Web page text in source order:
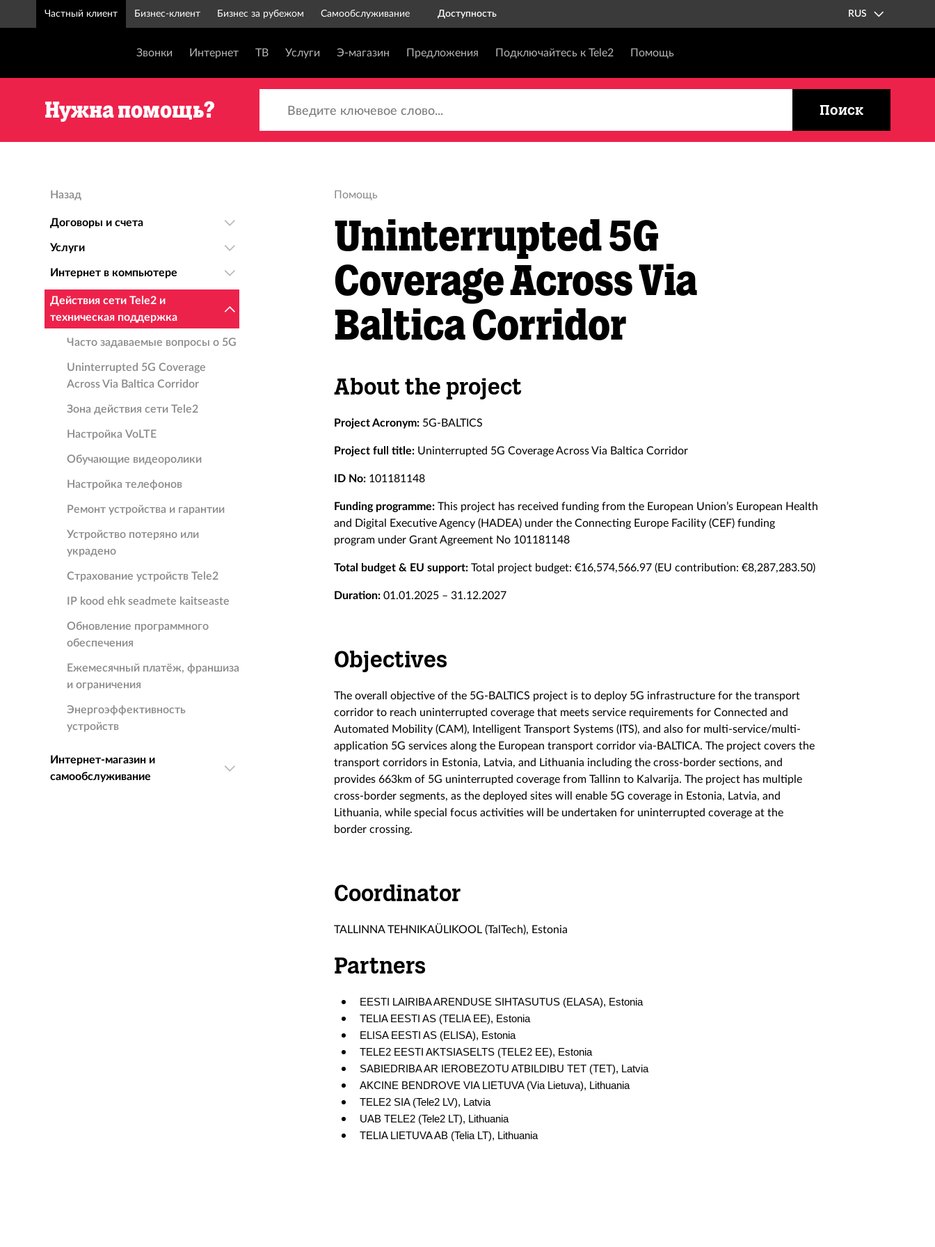
Частный клиент Бизнес-клиент Бизнес за рубежом Самообслуживание Доступность RUS
Звонки Интернет ТВ Услуги Э-магазин Предложения Подключайтесь к Tele2 Помощь
Нужна помощь? Поиск
Назад
Договоры и счета
Услуги
Интернет в компьютере
Действия сети Tele2 и
техническая поддержка
Часто задаваемые вопросы о 5G
Uninterrupted 5G Coverage
Across Via Baltica Corridor
Зона действия сети Tele2
Настройка VoLTE
Oбучающие видеоролики
Настройка телефонов
Ремонт устройства и гарантии
Устройство потеряно или
украдено
Страхование устройств Tele2
IP kood ehk seadmete kaitseaste
Обновление программного
обеспечения
Ежемесячный платёж, франшиза
и ограничения
Энергоэффективность
устройств
Интернет-магазин и
самообслуживание
Помощь
Uninterrupted 5G
Coverage Across Via
Baltica Corridor
About the project
Project Acronym: 5G-BALTICS
Project full title: Uninterrupted 5G Coverage Across Via Baltica Corridor
ID No: 101181148
Funding programme: This project has received funding from the European Union’s European Health
and Digital Executive Agency (HADEA) under the Connecting Europe Facility (CEF) funding
program under Grant Agreement No 101181148
Total budget & EU support: Total project budget: €16,574,566.97 (EU contribution: €8,287,283.50)
Duration: 01.01.2025 – 31.12.2027
Objectives
The overall objective of the 5G-BALTICS project is to deploy 5G infrastructure for the transport
corridor to reach uninterrupted coverage that meets service requirements for Connected and
Automated Mobility (CAM), Intelligent Transport Systems (ITS), and also for multi-service/multi-
application 5G services along the European transport corridor via-BALTICA. The project covers the
transport corridors in Estonia, Latvia, and Lithuania including the cross-border sections, and
provides 663km of 5G uninterrupted coverage from Tallinn to Kalvarija. The project has multiple
cross-border segments, as the deployed sites will enable 5G coverage in Estonia, Latvia, and
Lithuania, while special focus activities will be undertaken for uninterrupted coverage at the
border crossing.
Coordinator
TALLINNA TEHNIKAÜLIKOOL (TalTech), Estonia
Partners
EESTI LAIRIBA ARENDUSE SIHTASUTUS (ELASA), Estonia
TELIA EESTI AS (TELIA EE), Estonia
ELISA EESTI AS (ELISA), Estonia
TELE2 EESTI AKTSIASELTS (TELE2 EE), Estonia
SABIEDRIBA AR IEROBEZOTU ATBILDIBU TET (TET), Latvia
AKCINE BENDROVE VIA LIETUVA (Via Lietuva), Lithuania
TELE2 SIA (Tele2 LV), Latvia
UAB TELE2 (Tele2 LT), Lithuania
TELIA LIETUVA AB (Telia LT), Lithuania